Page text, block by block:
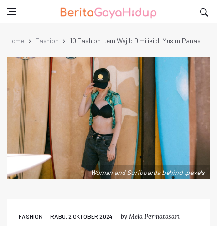
Home Fashion 10 Fashion Item Wajib Dimiliki di Musim Panas
Woman and Surfboards behind .pexels
FASHION RABU, 2 OKTOBER 2024 by Mela Permatasari